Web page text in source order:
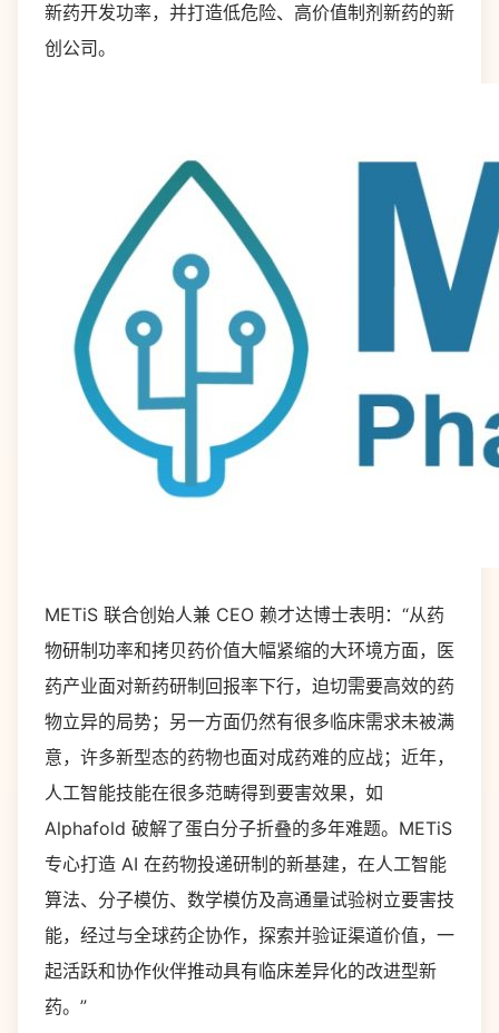
新药开发功率，并打造低危险、高价值制剂新药的新
创公司。
METiS 联合创始人兼 CEO 赖才达博士表明：“从药
物研制功率和拷贝药价值大幅紧缩的大环境方面，医
药产业面对新药研制回报率下行，迫切需要高效的药
物立异的局势；另一方面仍然有很多临床需求未被满
意，许多新型态的药物也面对成药难的应战；近年，
人工智能技能在很多范畴得到要害效果，如
Alphafold 破解了蛋白分子折叠的多年难题。METiS
专心打造 AI 在药物投递研制的新基建，在人工智能
算法、分子模仿、数学模仿及高通量试验树立要害技
能，经过与全球药企协作，探索并验证渠道价值，一
起活跃和协作伙伴推动具有临床差异化的改进型新
药。”